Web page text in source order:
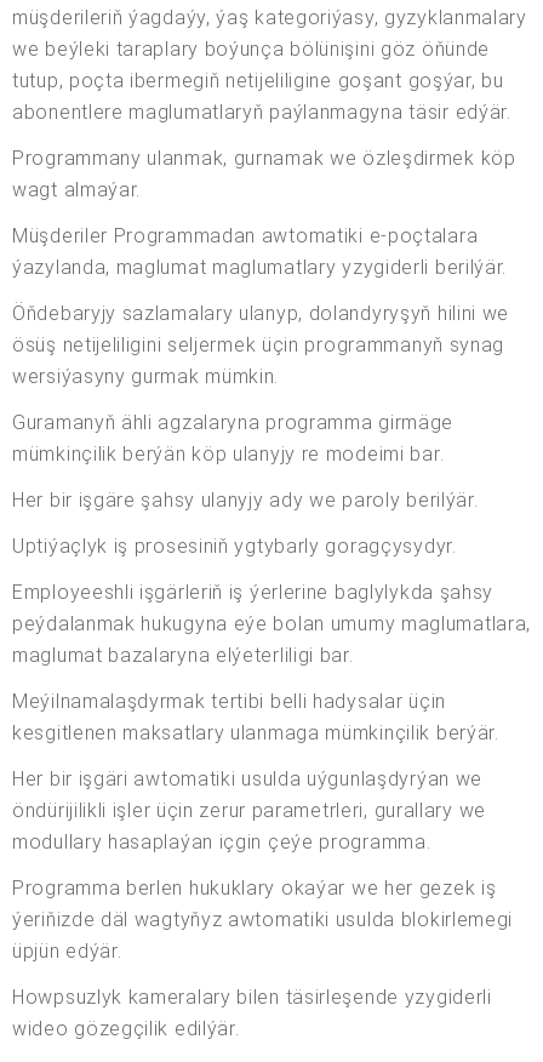
müşderileriň ýagdaýy, ýaş kategoriýasy, gyzyklanmalary
we beýleki taraplary boýunça bölünişini göz öňünde
tutup, poçta ibermegiň netijeliligine goşant goşýar, bu
abonentlere maglumatlaryň paýlanmagyna täsir edýär.
Programmany ulanmak, gurnamak we özleşdirmek köp
wagt almaýar.
Müşderiler Programmadan awtomatiki e-poçtalara
ýazylanda, maglumat maglumatlary yzygiderli berilýär.
Öňdebaryjy sazlamalary ulanyp, dolandyryşyň hilini we
ösüş netijeliligini seljermek üçin programmanyň synag
wersiýasyny gurmak mümkin.
Guramanyň ähli agzalaryna programma girmäge
mümkinçilik berýän köp ulanyjy re modeimi bar.
Her bir işgäre şahsy ulanyjy ady we paroly berilýär.
Uptiýaçlyk iş prosesiniň ygtybarly goragçysydyr.
Employeeshli işgärleriň iş ýerlerine baglylykda şahsy
peýdalanmak hukugyna eýe bolan umumy maglumatlara,
maglumat bazalaryna elýeterliligi bar.
Meýilnamalaşdyrmak tertibi belli hadysalar üçin
kesgitlenen maksatlary ulanmaga mümkinçilik berýär.
Her bir işgäri awtomatiki usulda uýgunlaşdyrýan we
öndürijilikli işler üçin zerur parametrleri, gurallary we
modullary hasaplaýan içgin çeýe programma.
Programma berlen hukuklary okaýar we her gezek iş
ýeriňizde däl wagtyňyz awtomatiki usulda blokirlemegi
üpjün edýär.
Howpsuzlyk kameralary bilen täsirleşende yzygiderli
wideo gözegçilik edilýär.